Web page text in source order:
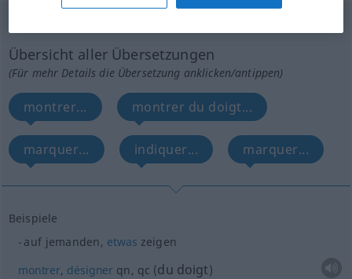
Übersicht aller Übersetzungen
(Für mehr Details die Übersetzung anklicken/antippen)
montrer... montrer du doigt...
marquer... indiquer... marquer...
Beispiele
auf jemanden, etwas zeigen
montrer, désigner qn, qc (du doigt)